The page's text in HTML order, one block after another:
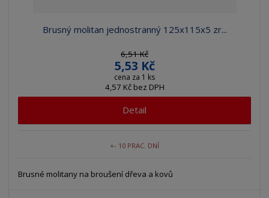
Brusný molitan jednostranný 125x115x5 zr...
6,51 Kč
5,53 Kč
cena za 1 ks
4,57 Kč bez DPH
Detail
+- 10 PRAC. DNÍ
Brusné molitany na broušení dřeva a kovů